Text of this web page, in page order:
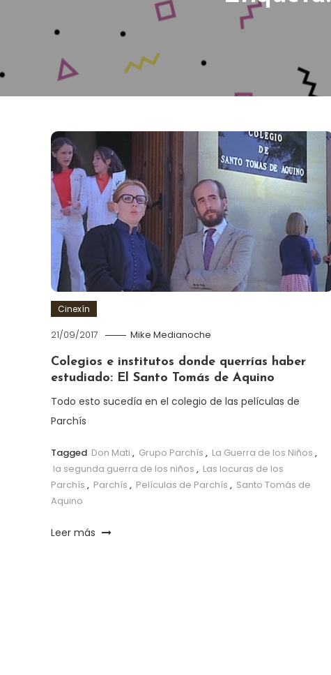
Cinexín
21/09/2017 Mike Medianoche
Colegios e institutos donde querrías haber
estudiado: El Santo Tomás de Aquino
Todo esto sucedía en el colegio de las películas de
Parchís
Tagged Don Mati , Grupo Parchís , La Guerra de los Niños ,
la segunda guerra de los niños , Las locuras de los
Parchís , Parchís , Películas de Parchís , Santo Tomás de
Aquino
Leer más